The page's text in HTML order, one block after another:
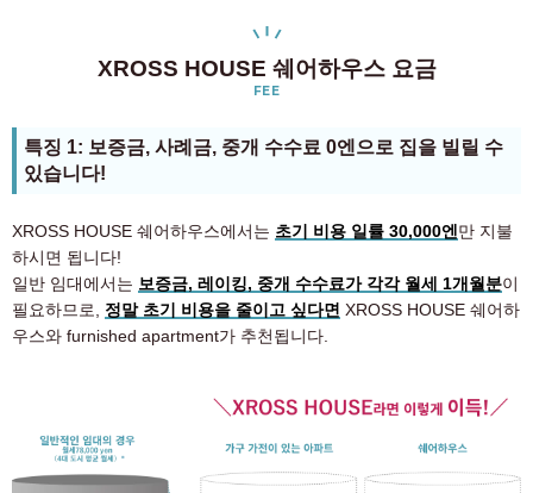
XROSS HOUSE 쉐어하우스 요금
FEE
특징 1: 보증금, 사례금, 중개 수수료 0엔으로 집을 빌릴 수
있습니다!
XROSS HOUSE 쉐어하우스에서는 초기 비용 일률 30,000엔 만 지불
하시면 됩니다!
일반 임대에서는 보증금, 레이킹, 중개 수수료가 각각 월세 1개월분이
필요하므로, 정말 초기 비용을 줄이고 싶다면 XROSS HOUSE 쉐어하
우스와 furnished apartment가 추천됩니다.